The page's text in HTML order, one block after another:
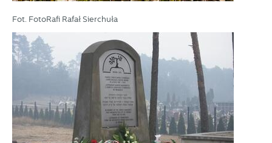
Fot. FotoRafi Rafał Sierchuła